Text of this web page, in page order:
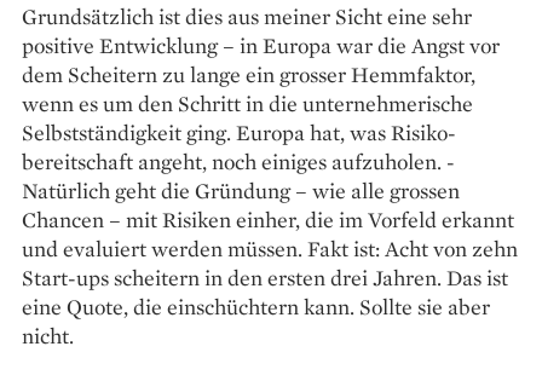
Grundsätzlich ist dies aus meiner Sicht eine sehr
positive Entwicklung – in Europa war die Angst vor
dem Scheitern zu lange ein grosser ­Hemmfaktor,
wenn es um den Schritt in die unternehmerische
Selbstständigkeit ging. Europa hat, was Risiko­
bereitschaft angeht, noch einiges aufzuholen. ­
Natürlich geht die Gründung – wie alle ­grossen
Chancen – mit Risiken einher, die im Vorfeld ­erkannt
und evaluiert werden müssen. Fakt ist: Acht von zehn
Start-ups scheitern in den ersten drei Jahren. Das ist
eine Quote, die einschüchtern kann. Sollte sie aber
nicht.